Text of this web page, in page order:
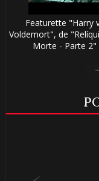
Featurette "Harry
Voldemort", de
Morte - Parte 2"